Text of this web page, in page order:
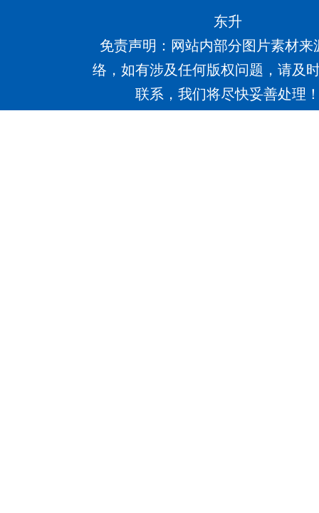
东升
免责声明：网站内部分图片素材来
络，如有涉及任何版权问题，请及
联系，我们将尽快妥善处理